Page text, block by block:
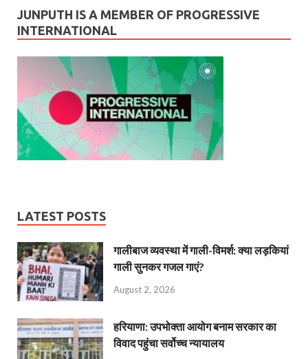
JUNPUTH IS A MEMBER OF PROGRESSIVE
INTERNATIONAL
LATEST POSTS
गालीबाज व्‍यवस्‍था में गाली-विमर्श: क्या लड़कियां
गाली सुनकर गजल गाएं?
August 2, 2026
हरियाणा: उपभोक्ता आयोग बनाम सरकार का
विवाद पहुंचा सर्वोच्च न्यायालय